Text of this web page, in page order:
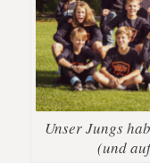
Unser Jungs
(und